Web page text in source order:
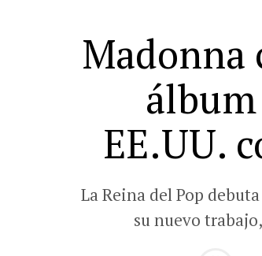
Madonna
EE.UU.
La Reina del Pop
su nuevo